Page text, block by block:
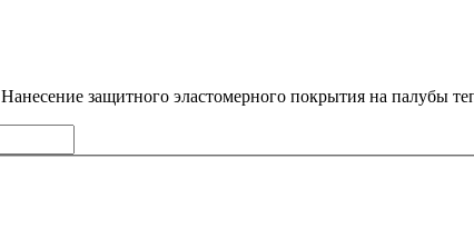
Нанесение защитного эластомерного покрытия на палубы